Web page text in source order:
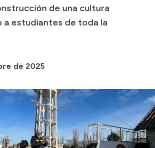
a proveedores
de una cultura
a estudiantes de toda la
de 2025